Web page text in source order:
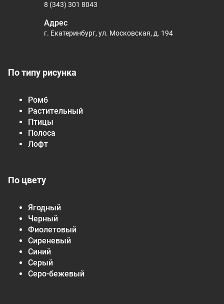
По типу рисунка
Ромб
Растительный
Птицы
Полоса
Лофт
По цвету
Ягодный
Черный
Фиолетовый
Сиреневый
Синий
Серый
Серо-бежевый
8 (343) 301 8043
Адрес
г. Екатеринбург, ул. Московская, д. 194